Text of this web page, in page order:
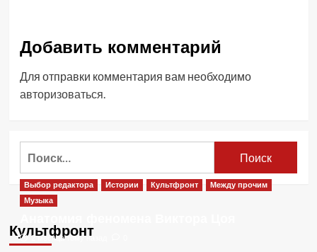
Добавить комментарий
Для отправки комментария вам необходимо
авторизоваться.
Культфронт
Выбор редактора Истории Культфронт
Между прочим
Музыка
2 месяца тому назад